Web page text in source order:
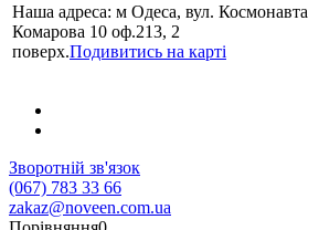
Наша адреса: м Одеса, вул. Космонавта
Комарова 10 оф.213, 2
поверх.Подивитись на карті
Зворотній зв'язок
(067) 783 33 66
zakaz@noveen.com.ua